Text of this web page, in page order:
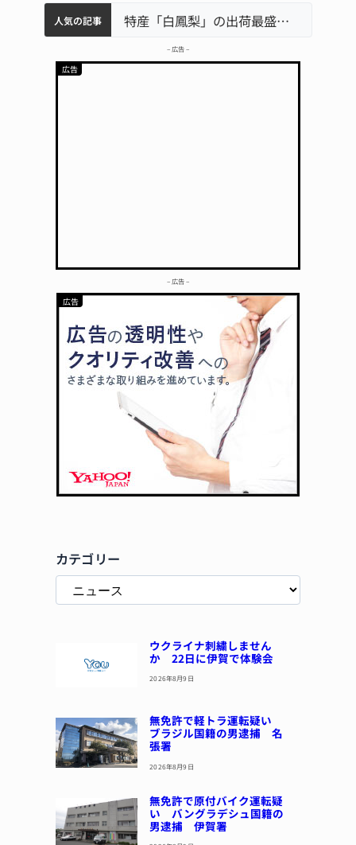
人気の記事
名張市水道料金47％値上げへ 答申案、審議会で大筋まとまる
中学校の陶壁モニュメント 地元建設会社がボランティアで清掃 伊賀名張市立病院のDMAT、熊本地震の被災地へ 能登以来3回目の派遣 特産「白鳳梨」の出荷最盛期 直売所にぎわう 伊賀
– 広告 –
– 広告 –
カテゴリー
ウクライナ刺繍しません
か 22日に伊賀で体験会
2026年8月9日
無免許で軽トラ運転疑い
ブラジル国籍の男逮捕 名
張署
2026年8月9日
無免許で原付バイク運転疑
い バングラデシュ国籍の
男逮捕 伊賀署